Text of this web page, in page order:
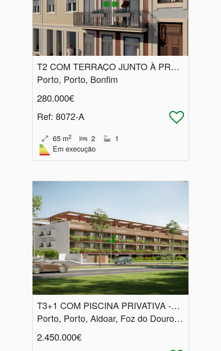
T2 COM TERRAÇO JUNTO À PRAÇA DAS FLORES
Porto, Porto, Bonfim
280.000€
Ref: 8072-A
65 m2 2
1
Em execução
T3+1 COM PISCINA PRIVATIVA -AVENIDA DA BOAVISTA
Porto, Porto, Aldoar, Foz do Douro e Nevogilde
2.450.000€